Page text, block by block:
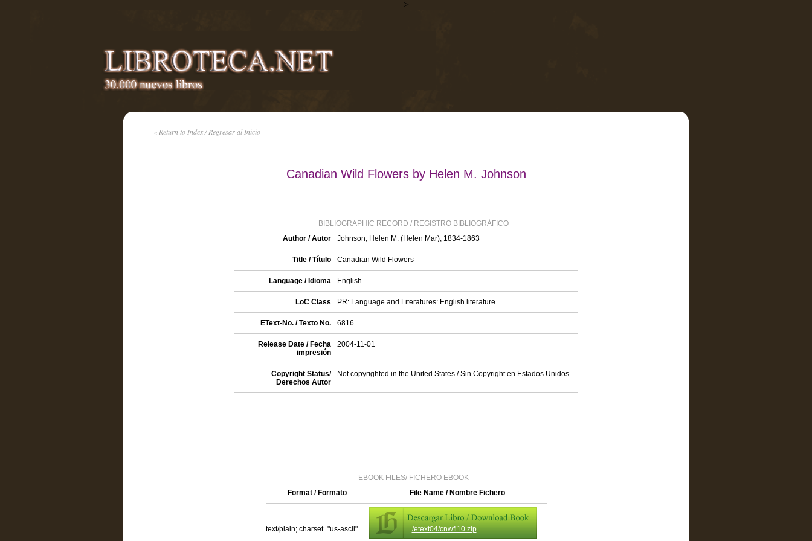
>
« Return to Index / Regresar al Inicio
Canadian Wild Flowers by Helen M. Johnson
BIBLIOGRAPHIC RECORD / REGISTRO BIBLIOGRÁFICO
Author / Autor
Johnson, Helen M. (Helen Mar), 1834-1863
Title / Título Canadian Wild Flowers
Language / Idioma English
LoC Class PR: Language and Literatures: English literature
EText-No. / Texto No. 6816
Release Date / Fecha
impresión
2004-11-01
Copyright Status/
Derechos Autor
Not copyrighted in the United States / Sin Copyright en Estados Unidos
EBOOK FILES/ FICHERO EBOOK
Format / Formato
File Name / Nombre Fichero
text/plain; charset="us-ascii" /etext04/cnwfl10.zip